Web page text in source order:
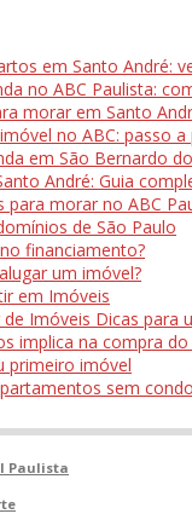
em Santo André:
no ABC Paulista:
morar em Santo
no ABC: passo
em São Bernardo
André: Guia
para morar no ABC
de São Paulo
financiamento?
um imóvel?
em Imóveis
Imóveis Dicas para
implica na compra
primeiro imóvel
sem
Paulista